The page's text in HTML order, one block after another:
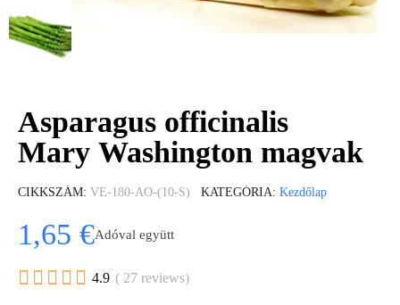
Asparagus officinalis
Mary Washington magvak
CIKKSZÁM VE-180-AO-(10-S) KATEGÓRIA Kezdőlap
1,65 €Adóval együtt
     4.9 ( 27 reviews)